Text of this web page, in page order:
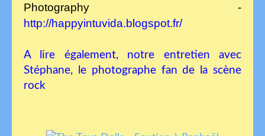
Photography -
http://happyintuvida.blogspot.fr/
A lire également, notre entretien avec
Stéphane, le photographe fan de la scène
rock